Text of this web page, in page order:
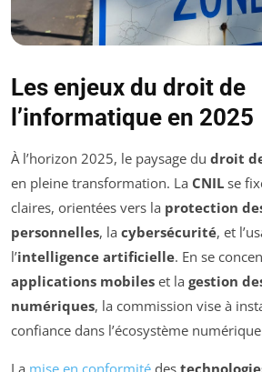
Les enjeux du droit de
l’informatique en 2025
À l’horizon 2025, le paysage du droit
en pleine transformation. La CNIL se
claires, orientées vers la protection
personnelles, la cybersécurité, et
l’intelligence artificielle. En se
applications mobiles et la gestion
numériques, la commission vise à
confiance dans l’écosystème
La mise en conformité des